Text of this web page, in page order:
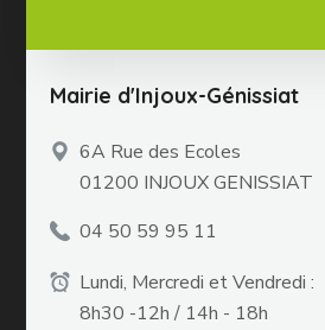
Mairie d'Injoux-Génissiat
6A Rue des Ecoles
01200 INJOUX GENISSIAT
04 50 59 95 11
Lundi, Mercredi et Vendredi :
8h30 -12h / 14h - 18h